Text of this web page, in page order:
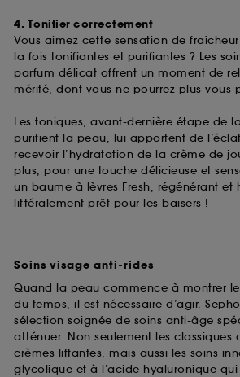
4. Tonifier correctement
Vous aimez cette sensation de
la fois tonifiantes et purifiantes ? Les
parfum délicat offrent un moment de
mérité, dont vous ne pourrez plus vous
Les toniques, avant-dernière étape de
purifient la peau, lui apportent de
recevoir l’hydratation de la crème de
plus, pour une touche délicieuse et
un baume à lèvres Fresh, régénérant et
littéralement prêt pour les baisers !
Soins visage anti-rides
Quand la peau commence à montrer
du temps, il est nécessaire d’agir.
sélection soignée de soins anti-âge
atténuer. Non seulement les classiques
crèmes liftantes, mais aussi les soins
glycolique et à l’acide hyaluronique qui